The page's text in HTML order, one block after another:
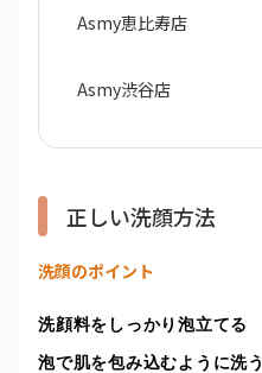
Asmy恵比寿店
Asmy渋谷店
正しい洗顔方法
洗顔のポイント
洗顔料をしっかり泡立てる
泡で肌を包み込むように洗う